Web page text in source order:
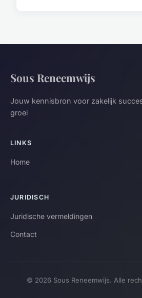
Sous Reneemwijs
Jouw kennisbron voor zakelijk
groei
LINKS
Home
JURIDISCH
Juridische vermeldingen
Contact
© 2026 Sous Reneemwijs. Alle